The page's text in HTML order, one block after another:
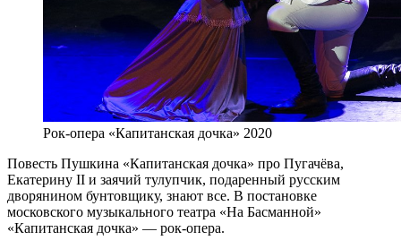
Рок-опера «Капитанская дочка» 2020
Повесть Пушкина «Капитанская дочка» про Пугачёва,
Екатерину II и заячий тулупчик, подаренный русским
дворянином бунтовщику, знают все. В постановке
московского музыкального театра «На Басманной»
«Капитанская дочка» — рок-опера.